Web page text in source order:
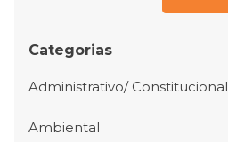
Categorias
Administrativo/ Constitucional
Ambiental